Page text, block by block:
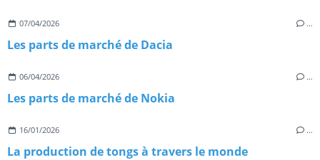
07/04/2026 …
Les parts de marché de Dacia
06/04/2026 …
Les parts de marché de Nokia
16/01/2026 …
La production de tongs à travers le monde